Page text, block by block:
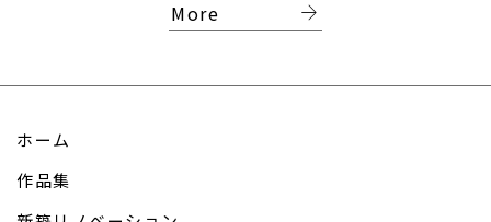
More arrow_forward
ホーム
作品集